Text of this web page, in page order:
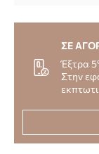
ΣΕ
Έξτρα
Στην